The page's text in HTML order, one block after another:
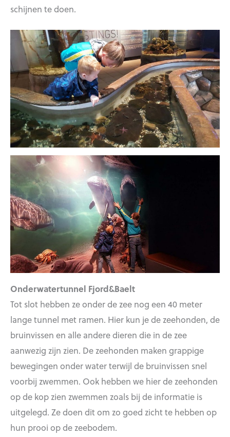
schijnen te doen.
Onderwatertunnel Fjord&Baelt
Tot slot hebben ze onder de zee nog een 40 meter
lange tunnel met ramen. Hier kun je de zeehonden, de
bruinvissen en alle andere dieren die in de zee
aanwezig zijn zien. De zeehonden maken grappige
bewegingen onder water terwijl de bruinvissen snel
voorbij zwemmen. Ook hebben we hier de zeehonden
op de kop zien zwemmen zoals bij de informatie is
uitgelegd. Ze doen dit om zo goed zicht te hebben op
hun prooi op de zeebodem.